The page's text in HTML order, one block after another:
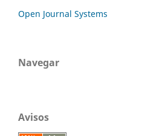
Open Journal Systems
Navegar
Avisos